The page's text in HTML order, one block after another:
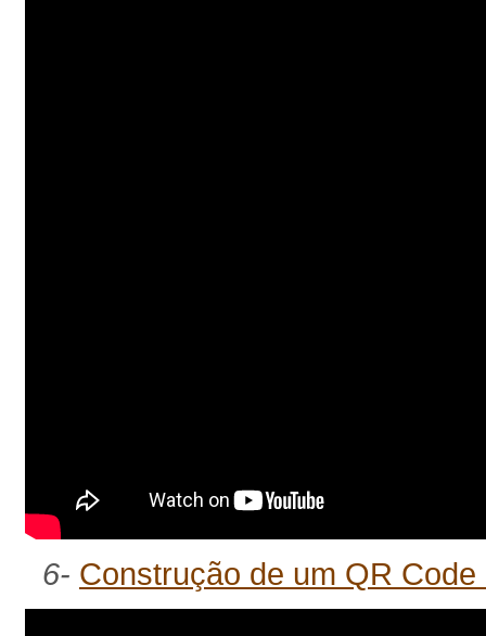
6- Construção de um QR